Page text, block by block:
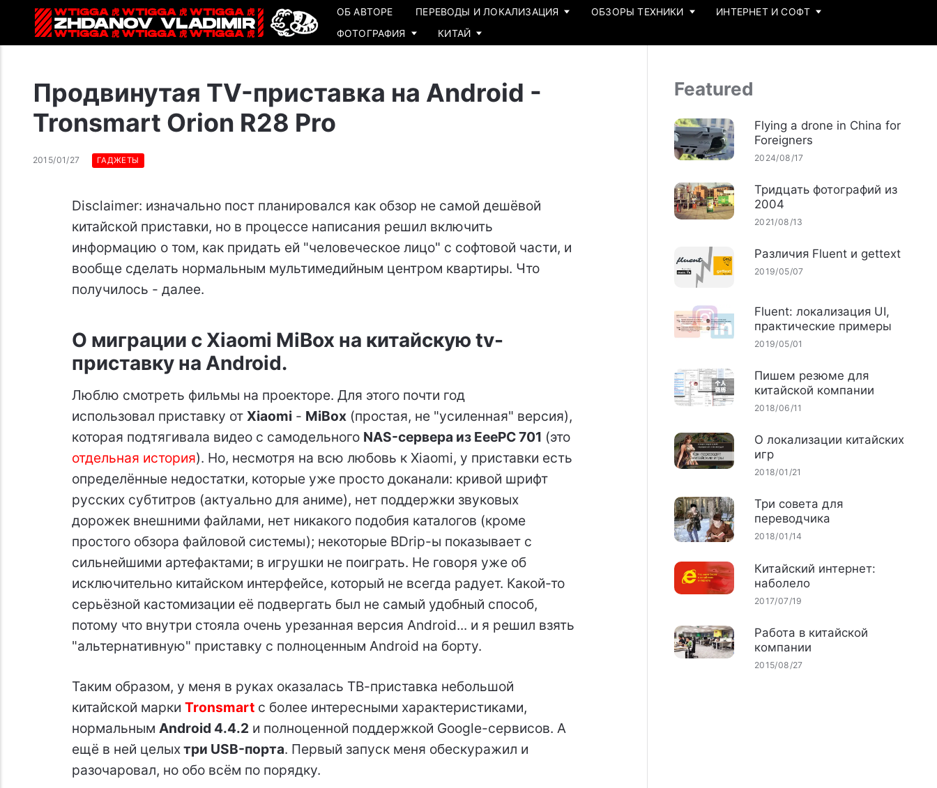
ОБ АВТОРЕ ПЕРЕВОДЫ И ЛОКАЛИЗАЦИЯ ОБЗОРЫ ТЕХНИКИ
ИНТЕРНЕТ И СОФТ
ФОТОГРАФИЯ
КИТАЙ
Продвинутая TV-приставка на Android -
Tronsmart Orion R28 Pro
2015/01/27 ГАДЖЕТЫ
Disclaimer: изначально пост планировался как обзор не самой дешёвой
китайской приставки, но в процессе написания решил включить
информацию о том, как придать ей "человеческое лицо" с софтовой части, и
вообще сделать нормальным мультимедийным центром квартиры. Что
получилось - далее.
О миграции с Xiaomi MiBox на китайскую tv-
приставку на Android.
Люблю смотреть фильмы на проекторе. Для этого почти год
использовал приставку от Xiaomi - MiBox(простая, не "усиленная" версия),
которая подтягивала видео с самодельного NAS-сервера из EeePC 701 (это
отдельная история). Но, несмотря на всю любовь к Xiaomi, у приставки есть
определённые недостатки, которые уже просто доканали: кривой шрифт
русских субтитров (актуально для аниме), нет поддержки звуковых
дорожек внешними файлами, нет никакого подобия каталогов (кроме
простого обзора файловой системы); некоторые BDrip-ы показывает с
сильнейшими артефактами; в игрушки не поиграть. Не говоря уже об
исключительно китайском интерфейсе, который не всегда радует. Какой-то
серьёзной кастомизации её подвергать был не самый удобный способ,
потому что внутри стояла очень урезанная версия Android... и я решил взять
"альтернативную" приставку с полноценным Android на борту.
Таким образом, у меня в руках оказалась ТВ-приставка небольшой
китайской марки Tronsmartс более интересными характеристиками,
нормальным Android 4.4.2 и полноценной поддержкой Google-сервисов. А
ещё в ней целыхтри USB-порта. Первый запуск меня обескуражил и
разочаровал, но обо всём по порядку.
Featured
Flying a drone in China for
Foreigners
2024/08/17
Тридцать фотографий из
2004
2021/08/13
Различия Fluent и gettext
2019/05/07
Fluent: локализация UI,
практические примеры
2019/05/01
Пишем резюме для
китайской компании
2018/06/11
О локализации китайских
игр
2018/01/21
Три совета для
переводчика
2018/01/14
Китайский интернет:
наболело
2017/07/19
Работа в китайской
компании
2015/08/27